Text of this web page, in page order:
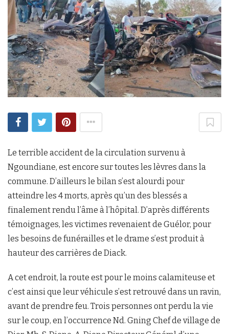
Le terrible accident de la circulation survenu à
Ngoundiane, est encore sur toutes les lèvres dans la
commune. D’ailleurs le bilan s’est alourdi pour
atteindre les 4 morts, après qu’un des blessés a
finalement rendu l’âme à l’hôpital. D’après différents
témoignages, les victimes revenaient de Guélor, pour
les besoins de funérailles et le drame s’est produit à
hauteur des carrières de Diack.
A cet endroit, la route est pour le moins calamiteuse et
c’est ainsi que leur véhicule s’est retrouvé dans un ravin,
avant de prendre feu. Trois personnes ont perdu la vie
sur le coup, en l’occurrence Nd. Gning Chef de village de